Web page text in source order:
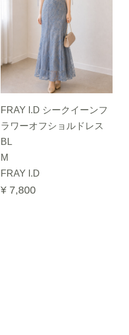
FRAY I.D シークイーンフ
ラワーオフショルドレス
BL
M
FRAY I.D
¥ 7,800